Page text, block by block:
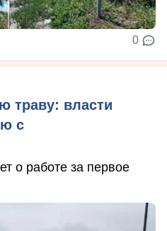
0
траву: власти
с
о работе за первое